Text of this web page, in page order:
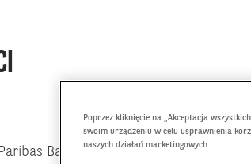
Bank Polska S.A. zapewnia
Poprzez kliknięcie na „Akceptacja
swoim urządzeniu w celu usprawnienia
naszych działań marketingowych.